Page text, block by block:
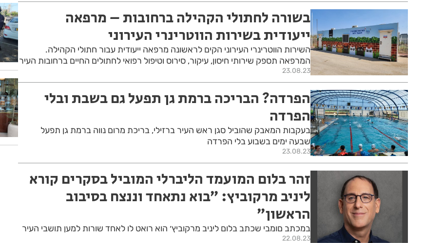
בשורה לחתולי הקהילה ברחובות – מרפאה
ייעודית בשירות הווטרינרי העירוני
השירות הווטרינרי העירוני הקים לראשונה מרפאה ייעודית עבור חתולי הקהילה.
המרפאה תספק שירותי חיסון, עיקור, סירוס וטיפול רפואי לחתולים החיים ברחובות העיר
23.08.23
הפרדה? הבריכה ברמת גן תפעל גם בשבת ובלי
הפרדה
בעקבות המאבק שהוביל סגן ראש העיר ברזילי, בריכת מרום נווה ברמת גן תפעל
שבעה ימים בשבוע בלי הפרדה
23.08.23
זהר בלום המועמד הליברלי המוביל בסקרים קורא
ליניב מרקוביץ: ״בוא נתאחד וננצח בסיבוב
הראשון״
במכתב םומבי שכתב בלום ליניב מרקוביץ׳ הוא רואט לו לאחד שורות למען תושבי העיר
22.08.23